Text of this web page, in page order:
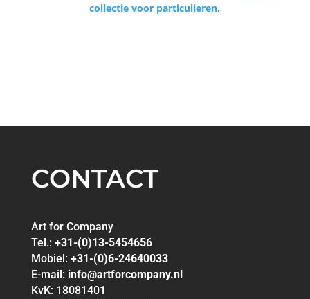
collectie voor particulieren.
CONTACT
Art for Company
Tel.: +31-(0)13-5454656
Mobiel: +31-(0)6-24640033
E-mail: info@artforcompany.nl
KvK: 18081401